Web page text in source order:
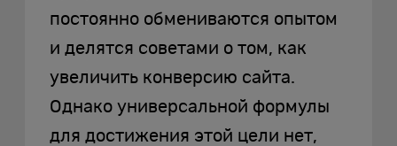
постоянно обмениваются опытом
и делятся советами о том, как
увеличить конверсию сайта.
Однако универсальной формулы
для достижения этой цели нет,